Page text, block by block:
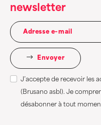
newsletter
Envoyer
J’accepte de recevoir les
(Brusano asbl). Je
désabonner à tout